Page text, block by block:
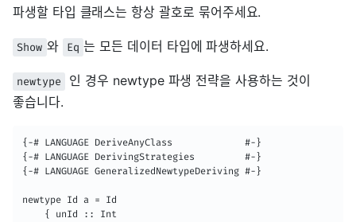
파생할 타입 클래스는 항상 괄호로 묶어주세요.
Show 와 Eq 는 모든 데이터 타입에 파생하세요.
newtype
인 경우 newtype 파생 전략을 사용하는 것이
좋습니다.
{-# LANGUAGE DeriveAnyClass             #-}
{-# LANGUAGE DerivingStrategies         #-}
{-# LANGUAGE GeneralizedNewtypeDeriving #-}
newtype Id a = Id
    { unId :: Int